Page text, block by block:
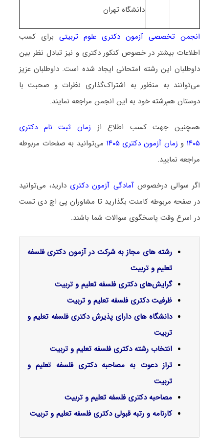
دانشگاه تهران
انجمن تخصصی آزمون دکتری علوم تربیتی برای کسب
اطلاعات بیشتر در خصوص کنکور دکتری و نیز تبادل نظر بین
داوطلبان این رشته امتحانی ایجاد شده است. داوطلبان عزیز
می‌توانند به منظور به اشتراک‌گذاری نظرات و صحبت با
دوستان هم‌رشته خود به این انجمن مراجعه نمایند.
همچنین جهت کسب اطلاع از زمان ثبت نام دکتری
۱۴۰۵ و زمان آزمون دکتری ۱۴۰۵
می‌توانید به صفحات مربوطه
مراجعه نمایید.
اگر سوالی درخصوصآمادگی آزمون دکتری دارید، می‌توانید
در صفحه مربوطه کامنت بگذارید تا مشاوران پی اچ دی تست
در اسرع وقت پاسخگوی سوالات شما باشند.
رشته های مجاز به شرکت در آزمون دکتری فلسفه
تعلیم و تربیت
گرایش‌های دکتری فلسفه تعلیم و تربیت
ظرفیت دکتری فلسفه تعلیم و تربیت
دانشگاه های دارای پذیرش دکتری فلسفه تعلیم و
تربیت
انتخاب رشته دکتری فلسفه تعلیم و تربیت
تراز دعوت به مصاحبه دکتری فلسفه تعلیم و
تربیت
مصاحبه دکتری فلسفه تعلیم و تربیت
کارنامه و رتبه قبولی دکتری فلسفه تعلیم و تربیت